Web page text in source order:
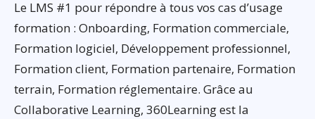
Le LMS #1 pour répondre à tous vos cas d’usage
formation : Onboarding, Formation commerciale,
Formation logiciel, Développement professionnel,
Formation client, Formation partenaire, Formation
terrain, Formation réglementaire. Grâce au
Collaborative Learning, 360Learning est la